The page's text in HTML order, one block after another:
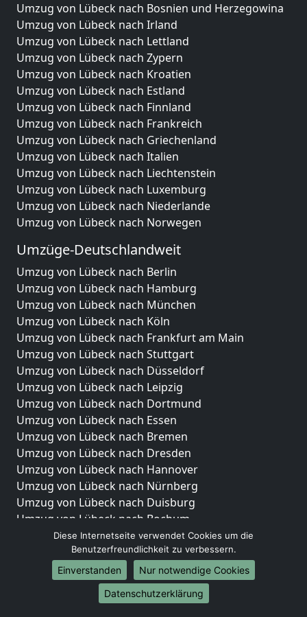
Umzug von Lübeck nach Bosnien und Herzegowina
Umzug von Lübeck nach Irland
Umzug von Lübeck nach Lettland
Umzug von Lübeck nach Zypern
Umzug von Lübeck nach Kroatien
Umzug von Lübeck nach Estland
Umzug von Lübeck nach Finnland
Umzug von Lübeck nach Frankreich
Umzug von Lübeck nach Griechenland
Umzug von Lübeck nach Italien
Umzug von Lübeck nach Liechtenstein
Umzug von Lübeck nach Luxemburg
Umzug von Lübeck nach Niederlande
Umzug von Lübeck nach Norwegen
Umzüge-Deutschlandweit
Umzug von Lübeck nach Berlin
Umzug von Lübeck nach Hamburg
Umzug von Lübeck nach München
Umzug von Lübeck nach Köln
Umzug von Lübeck nach Frankfurt am Main
Umzug von Lübeck nach Stuttgart
Umzug von Lübeck nach Düsseldorf
Umzug von Lübeck nach Leipzig
Umzug von Lübeck nach Dortmund
Umzug von Lübeck nach Essen
Umzug von Lübeck nach Bremen
Umzug von Lübeck nach Dresden
Umzug von Lübeck nach Hannover
Umzug von Lübeck nach Nürnberg
Umzug von Lübeck nach Duisburg
Umzug von Lübeck nach Bochum
Umzug von Lübeck nach Wuppertal
Umzug von Lübeck nach Bielefeld
Umzug von Lübeck nach Bonn
Umzug von Lübeck nach Münster
Diese Internetseite verwendet Cookies um die
Benutzerfreundlichkeit zu verbessern.
Einverstanden
Nur notwendige Cookies
Datenschutzerklärung